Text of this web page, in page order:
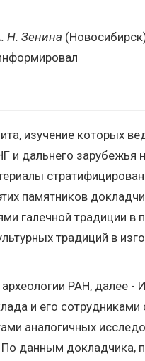
Н. Зенина
изучение которых
и дальнего зарубежья
памятников
галечной традиции
традиций в
РАН, далее
и его
аналогичных
данным докладчика,